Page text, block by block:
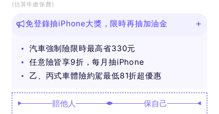
(估算年繳保費)
免登錄抽iPhone大獎，限時再抽加油金
汽車強制險限時最高省330元
任意險皆享9折，每月抽iPhone
乙、丙式車體險約駕最低81折超優惠
賠他人 保自己